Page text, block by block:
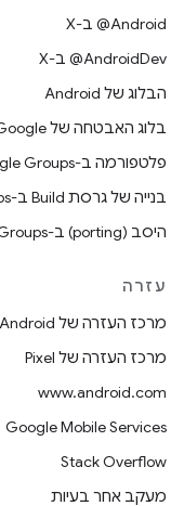
‫‎@Android ב-X
‫‎@AndroidDev ב-X
הבלוג של Android
בלוג האבטחה של Google
פלטפורמה ב-Google Groups
בנייה של גרסת Build ב-Google Groups
היסב (porting) ב-Google Groups
עזרה
מרכז העזרה של Android
מרכז העזרה של Pixel
www.android.com
Google Mobile Services
Stack Overflow
מעקב אחר בעיות